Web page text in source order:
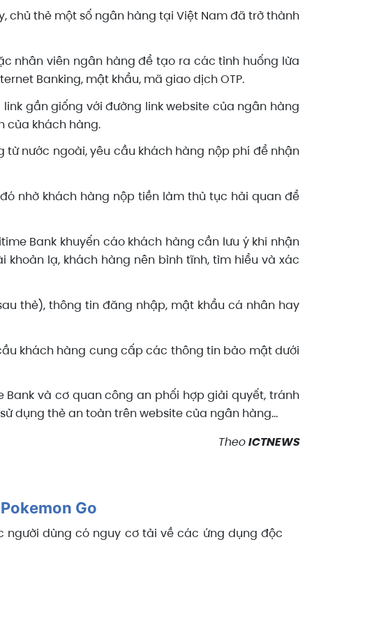
chủ thẻ một số ngân hàng tại Việt Nam đã trở thành
nhân viên ngân hàng để tạo ra các tình huống lừa
Banking, mật khẩu, mã giao dịch OTP.
gần giống với đường link website của ngân hàng
của khách hàng.
nước ngoài, yêu cầu khách hàng nộp phí để nhận
nhờ khách hàng nộp tiền làm thủ tục hải quan để
Bank khuyến cáo khách hàng cần lưu ý khi nhận
lạ, khách hàng nên bình tĩnh, tìm hiểu và xác
thẻ), thông tin đăng nhập, mật khẩu cá nhân hay
khách hàng cung cấp các thông tin bảo mật dưới
và cơ quan công an phối hợp giải quyết, tránh
dụng thẻ an toàn trên website của ngân hàng...
TheoICTNEWS
Go
người dùng có nguy cơ tải về các ứng dụng độc